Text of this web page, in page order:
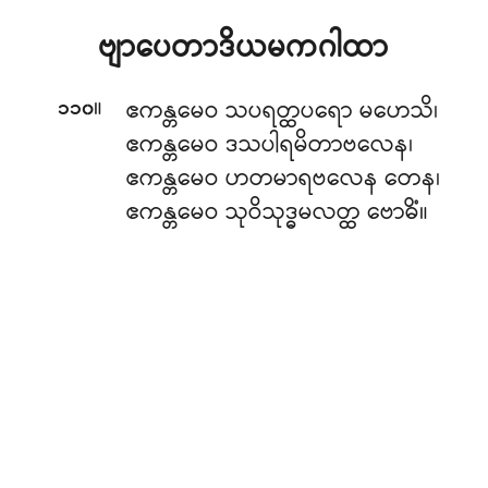
ဗျာပေတာဒိယမကဂါထာ
၁၁၀။
ဧကန္တမေဝ သပရတ္ထပရော မဟေသိ၊
ဧကန္တမေဝ ဒသပါရမိတာဗလေန၊
ဧကန္တမေဝ ဟတမာရဗလေန တေန၊
ဧကန္တမေဝ သုဝိသုဒ္ဓမလတ္ထ ဗောဓိံ။